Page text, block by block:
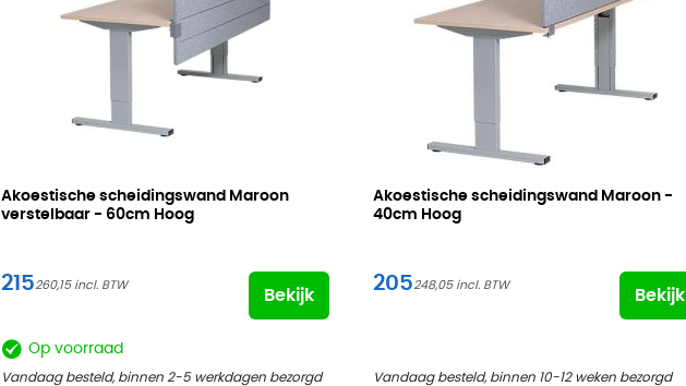
Akoestische scheidingswand Maroon
verstelbaar - 60cm Hoog
215260,15
Bekijk
Op voorraad
Vandaag besteld, binnen 2-5 werkdagen bezorgd
Akoestische scheidingswand Maroon -
40cm Hoog
205248,05
Bekijk
Vandaag besteld, binnen 10-12 weken bezorgd